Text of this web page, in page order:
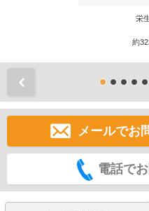
栄
約
メールでお
電話で